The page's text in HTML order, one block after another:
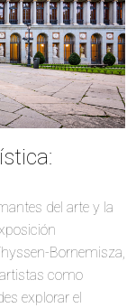
del arte y la
Bornemisza,
como
explorar el